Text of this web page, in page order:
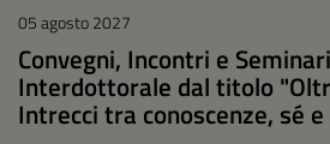
05 agosto 2027
Convegni, Incontri e
Interdottorale dal titolo
Intrecci tra conoscenze, sé